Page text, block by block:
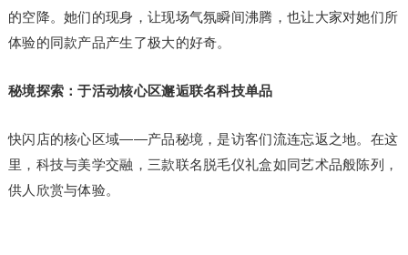
的空降。她们的现身，让现场气氛瞬间沸腾，也让大家对她们所
体验的同款产品产生了极大的好奇。
秘境探索：于活动核心区邂逅联名科技单品
快闪店的核心区域——产品秘境，是访客们流连忘返之地。在这
里，科技与美学交融，三款联名脱毛仪礼盒如同艺术品般陈列，
供人欣赏与体验。